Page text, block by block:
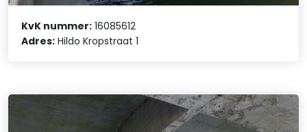
KvK nummer: 16085612
Adres: Hildo Kropstraat 1